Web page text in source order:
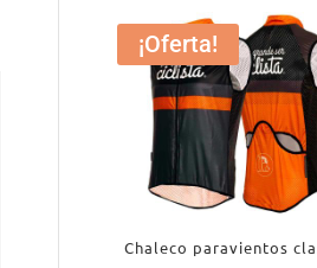
17,99 €.
¡Oferta!
Chaleco paravientos